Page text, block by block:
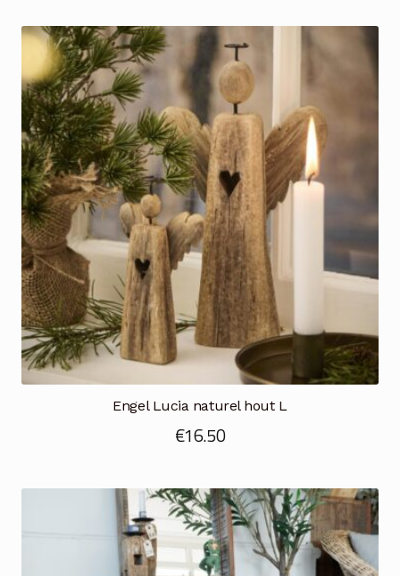
Engel Lucia naturel hout L
€16.50